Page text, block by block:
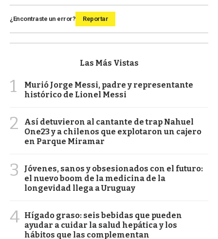
¿Encontraste un error? Reportar
Las Más Vistas
1
Murió Jorge Messi, padre y representante
histórico de Lionel Messi
2
Así detuvieron al cantante de trap Nahuel
One23 y a chilenos que explotaron un cajero
en Parque Miramar
3
Jóvenes, sanos y obsesionados con el futuro:
el nuevo boom de la medicina de la
longevidad llega a Uruguay
4 Hígado graso: seis bebidas que pueden
ayudar a cuidar la salud hepática y los
hábitos que las complementan